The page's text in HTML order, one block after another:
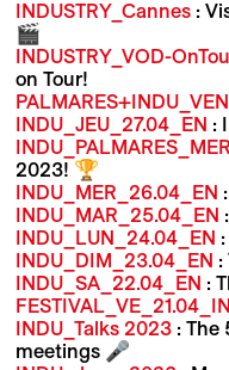
INDUSTRY_Cannes:
🎬
INDUSTRY_VOD-
on Tour!
INDU_JEU_27.04_EN :
2023! 🏆
INDU_MER_26.04_EN
INDU_MAR_25.04_EN
INDU_LUN_24.04_EN
INDU_DIM_23.04_EN :
INDU_SA_22.04_EN :
INDU_Talks 2023: The
meetings 🎤